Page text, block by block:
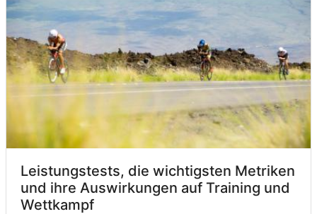
Leistungstests, die wichtigsten Metriken
und ihre Auswirkungen auf Training und
Wettkampf